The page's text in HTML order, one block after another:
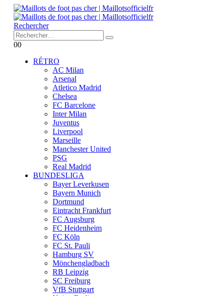
Rechercher
00
RÉTRO
AC Milan
Arsenal
Atletico Madrid
Chelsea
FC Barcelone
Inter Milan
Juventus
Liverpool
Marseille
Manchester United
PSG
Real Madrid
BUNDESLIGA
Bayer Leverkusen
Bayern Munich
Dortmund
Eintracht Frankfurt
FC Augsburg
FC Heidenheim
FC Köln
FC St. Pauli
Hamburg SV
Mönchengladbach
RB Leipzig
SC Freiburg
VfB Stuttgart